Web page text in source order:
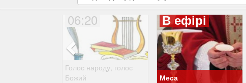
06:20
Голос народу, голос
Божий
В ефірі
Меса